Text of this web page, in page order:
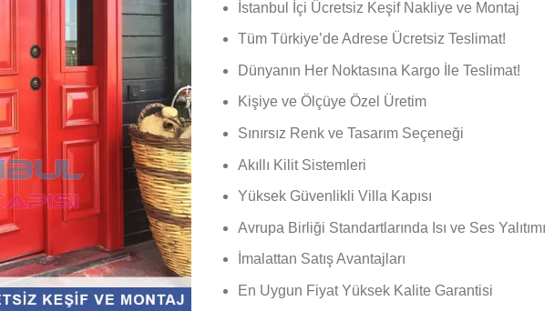
İstanbul İçi Ücretsiz Keşif Nakliye ve Montaj
Tüm Türkiye’de Adrese Ücretsiz Teslimat!
Dünyanın Her Noktasına Kargo İle Teslimat!
Kişiye ve Ölçüye Özel Üretim
Sınırsız Renk ve Tasarım Seçeneği
Akıllı Kilit Sistemleri
Yüksek Güvenlikli Villa Kapısı
Avrupa Birliği Standartlarında Isı ve Ses Yalıtımı
İmalattan Satış Avantajları
En Uygun Fiyat Yüksek Kalite Garantisi